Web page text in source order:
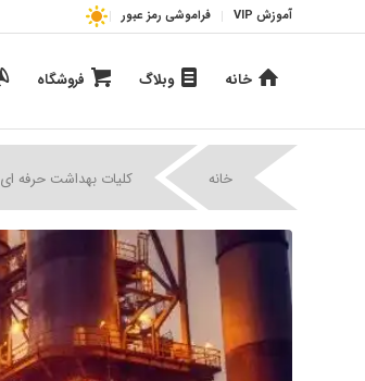
آموزش VIP فراموشی رمز عبور
خانه وبلاگ فروشگاه
خانه کلیات بهداشت حرفه ای